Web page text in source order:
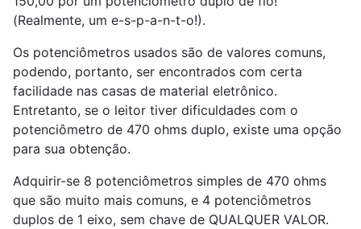
(Realmente, um e-s-p-a-n-t-o!).
Os potenciômetros usados são de valores comuns,
podendo, portanto, ser encontrados com certa
facilidade nas casas de material eletrônico.
Entretanto, se o leitor tiver dificuldades com o
potenciômetro de 470 ohms duplo, existe uma opção
para sua obtenção.
Adquirir-se 8 potenciômetros simples de 470 ohms
que são muito mais comuns, e 4 potenciômetros
duplos de 1 eixo, sem chave de QUALQUER VALOR.